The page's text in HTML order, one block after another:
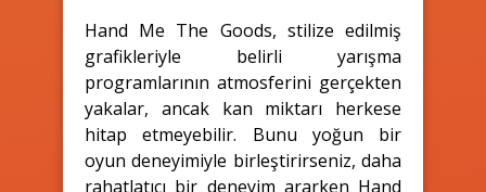
Hand Me The Goods, stilize edilmiş
grafikleriyle belirli yarışma
programlarının atmosferini gerçekten
yakalar, ancak kan miktarı herkese
hitap etmeyebilir. Bunu yoğun bir
oyun deneyimiyle birleştirirseniz, daha
rahatlatıcı bir deneyim ararken Hand